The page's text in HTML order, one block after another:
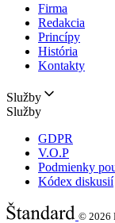
Firma
Redakcia
Princípy
História
Kontakty
Služby
Služby
GDPR
V.O.P
Podmienky
Kódex diskusií
© 2026